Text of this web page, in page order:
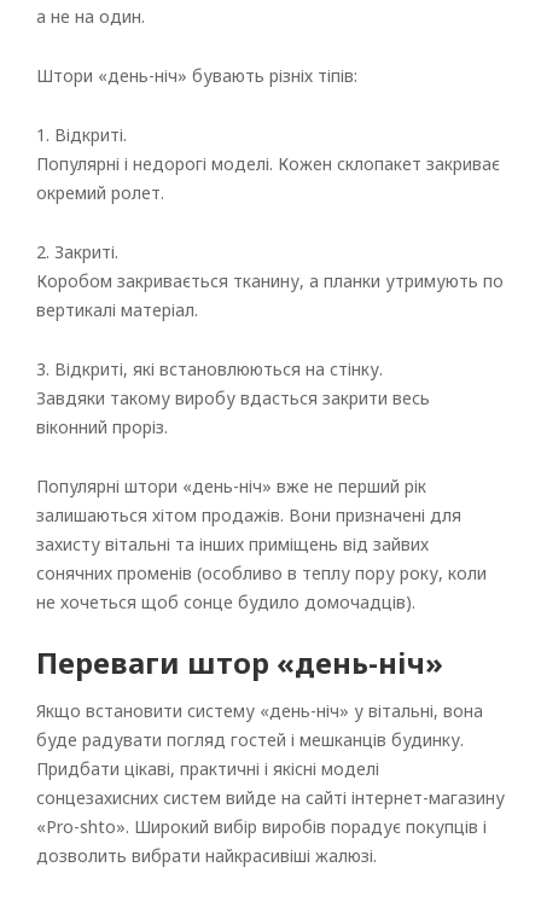
Рулонні
Вертикальні
Римські
а не на один.
Штори «день-ніч» бувають різніх тіпів:
1. Відкриті.
Популярні і недорогі моделі. Кожен склопакет закриває
окремий ролет.
2. Закриті.
Коробом закривається тканину, а планки утримують по
вертикалі матеріал.
3. Відкриті, які встановлюються на стінку.
Завдяки такому виробу вдасться закрити весь
віконний проріз.
Популярні штори «день-ніч» вже не перший рік
залишаються хітом продажів. Вони призначені для
захисту вітальні та інших приміщень від зайвих
сонячних променів (особливо в теплу пору року, коли
не хочеться щоб сонце будило домочадців).
Переваги штор «день-ніч»
Якщо встановити систему «день-ніч» у вітальні, вона
буде радувати погляд гостей і мешканців будинку.
Придбати цікаві, практичні і якісні моделі
сонцезахисних систем вийде на сайті інтернет-магазину
«Pro-shto». Широкий вибір виробів порадує покупців і
дозволить вибрати найкрасивіші жалюзі.